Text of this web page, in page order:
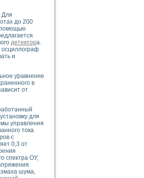
на электроподвижном составе
полупроводниковых приборов
Для
до 200
помощью
детектора.
осциллограф
и
уравнение
в
от
для
управления
тока
с
0,3 от
спектра ОУ,
шума,